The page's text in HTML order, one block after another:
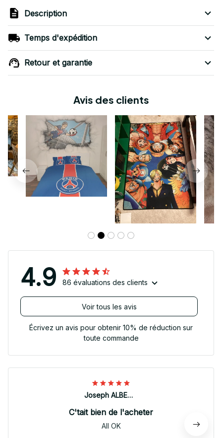
Description
Temps d'expédition
Retour et garantie
Avis des clients
4.9 86 évaluations des clients
Voir tous les avis
Écrivez un avis pour obtenir 10% de réduction sur
toute commande
Joseph ALBERTINI
C'tait bien de l'acheter
All OK